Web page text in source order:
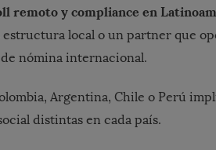
remoto y compliance en
local o un partner que
nómina internacional.
Argentina, Chile o Perú
distintas en cada país.